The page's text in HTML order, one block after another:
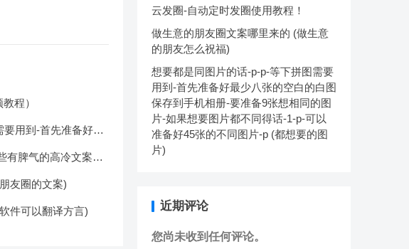
程）
用到-首先准备好最
准备好45张的不同图
有脾气的高冷文案
友圈的文案)
件可以翻译方言)
云发圈-自动定时发圈使用教程！
做生意的朋友圈文案哪里来的 (做生意
的朋友怎么祝福)
想要都是同图片的话-p-p-等下拼图需要
用到-首先准备好最少八张的空白的白图
保存到手机相册-要准备9张想相同的图
片-如果想要图片都不同得话-1-p-可以
准备好45张的不同图片-p (都想要的图
片)
近期评论
您尚未收到任何评论。